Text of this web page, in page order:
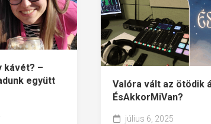
kávét? –
együtt
Valóra vált az ötödik
ÉsAkkorMiVan?
július 6, 2025